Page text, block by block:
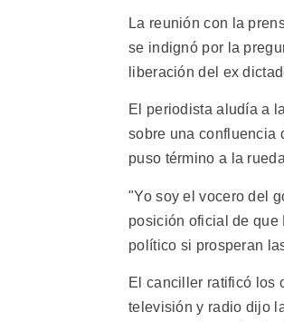
La reunión con la
se indignó por la
liberación del ex
El periodista aludía a
sobre una confluencia
puso término a la
"Yo soy el vocero del
posición oficial de que
político si prosperan
El canciller ratificó los
televisión y radio dijo